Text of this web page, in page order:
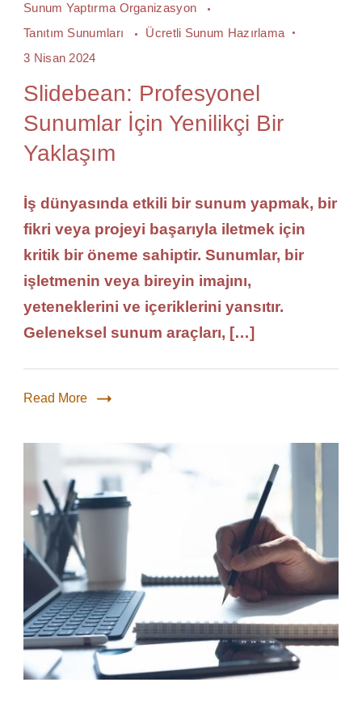
Sunum Yaptırma Organizasyon
Tanıtım Sunumları
Ücretli Sunum Hazırlama
3 Nisan 2024
Slidebean: Profesyonel
Sunumlar İçin Yenilikçi Bir
Yaklaşım
İş dünyasında etkili bir sunum yapmak, bir
fikri veya projeyi başarıyla iletmek için
kritik bir öneme sahiptir. Sunumlar, bir
işletmenin veya bireyin imajını,
yeteneklerini ve içeriklerini yansıtır.
Geleneksel sunum araçları, […]
Read More